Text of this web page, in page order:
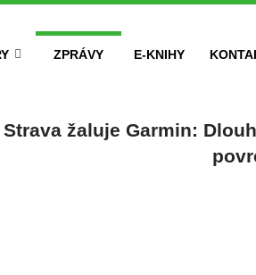
ZPRÁVY E-KNIHY
Strava žaluje Garmin: